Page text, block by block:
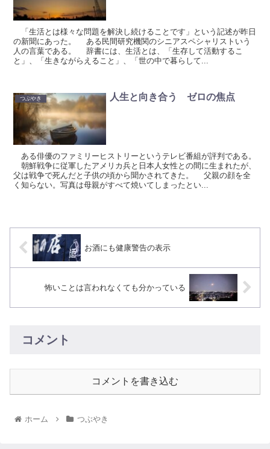
「生活とは様々な問題を解決し続けることです」という記述が昨日
の新聞にあった。 ある民間研究機関のシニアスペシャリストいう
人の言葉である。 辞書には、生活とは、「生存して活動するこ
と」、「生きながらえること」、「世の中で暮らして...
つぶやき 人生と向き合う ゼロの焦点
ある俳優のファミリーヒストリーというテレビ番組が評判である。
朝鮮戦争に従軍したアメリカ兵と日本人女性との間に生まれたが、
父は戦争で死んだと子供の頃から聞かされてきた。 父親の顔を全
く知らない。写真は母親がすべて焼いてしまったとい...
お酒にも健康警告の表示
怖いことは言われなくても分かっている
コメント
コメントを書き込む
ホーム つぶやき